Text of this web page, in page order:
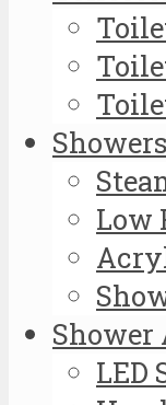
Showers
Low
Shower
LED